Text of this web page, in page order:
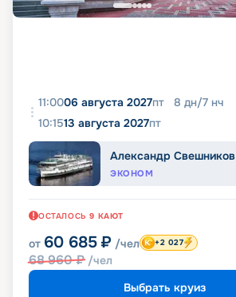
11:0006 августа 2027пт 8 дн/7 нч
10:1513 августа 2027пт
Александр Свешников
ЭКОНОМ
ОСТАЛОСЬ 9 КАЮТ
от 60 685 ₽ /чел
68 960₽ /чел
+2 027
Выбрать круиз